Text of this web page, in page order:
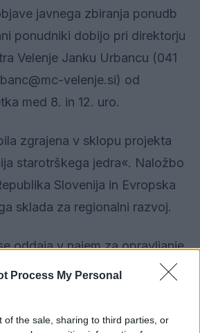
Process My Personal
of the sale, sharing to third parties, or
javnega zbiranja ponudb
ponudniki dobijo pri direktorju
Velenje Janku Urbancu (041
velenje.si) od
med 8. in 12. uro.
zgrajena v sklopu projekta
starotrškega jedra«. Naložbo
Slovenija in Evropska
sklada za regionalni razvoj.
oddaja v najem za opravljanje
dejavnosti.
pet (5) let, in sicer od 1. 4.